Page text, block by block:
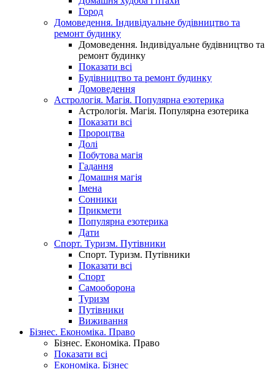
Город
Домоведення. Індивідуальне будівництво та
ремонт будинку
Домоведення. Індивідуальне будівництво та
ремонт будинку
Показати всі
Будівництво та ремонт будинку
Домоведення
Астрологія. Магія. Популярна езотерика
Астрологія. Магія. Популярна езотерика
Показати всі
Пророцтва
Долі
Побутова магія
Гадання
Домашня магія
Імена
Сонники
Прикмети
Популярна езотерика
Дати
Спорт. Туризм. Путівники
Спорт. Туризм. Путівники
Показати всі
Спорт
Самооборона
Туризм
Путівники
Виживання
Бізнес. Економіка. Право
Бізнес. Економіка. Право
Показати всі
Економіка. Бізнес